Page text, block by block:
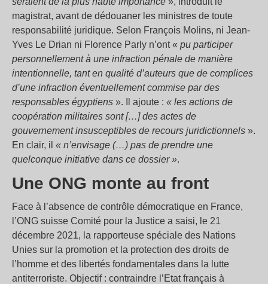
magistrat, avant de dédouaner les ministres de toute
responsabilité juridique. Selon François Molins, ni Jean-
Yves Le Drian ni Florence Parly n’ont « pu participer
personnellement à une infraction pénale de manière
intentionnelle, tant en qualité d’auteurs que de complices
d’une infraction éventuellement commise par des
responsables égyptiens ». Il ajoute : « les actions de
coopération militaires sont […] des actes de
gouvernement insusceptibles de recours juridictionnels ».
En clair, il « n’envisage (…) pas de prendre une
quelconque initiative dans ce dossier ».
Une ONG monte au front
Face à l’absence de contrôle démocratique en France,
l’ONG suisse Comité pour la Justice a saisi, le 21
décembre 2021, la rapporteuse spéciale des Nations
Unies sur la promotion et la protection des droits de
l’homme et des libertés fondamentales dans la lutte
antiterroriste. Objectif : contraindre l’Etat français à